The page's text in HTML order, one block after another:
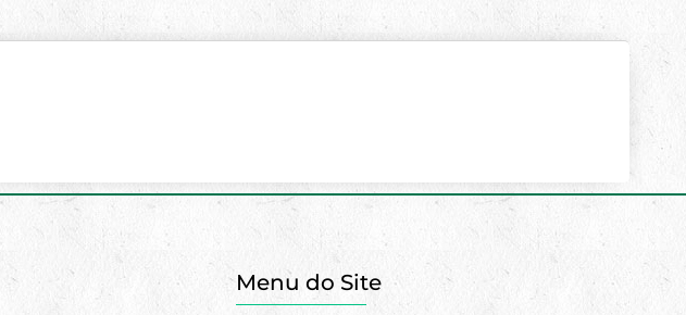
Menu do Site